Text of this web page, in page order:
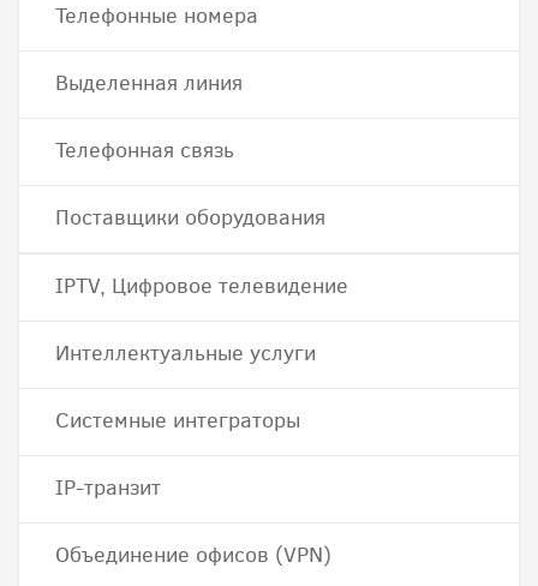
Телефонные номера
Выделенная линия
Телефонная связь
Поставщики оборудования
IPTV, Цифровое телевидение
Интеллектуальные услуги
Системные интеграторы
IP-транзит
Объединение офисов (VPN)